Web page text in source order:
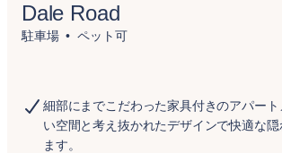
Dale Road
駐車場 ペット可
細部にまでこだわった家具付きのアパート
い空間と考え抜かれたデザインで快適な
ます。